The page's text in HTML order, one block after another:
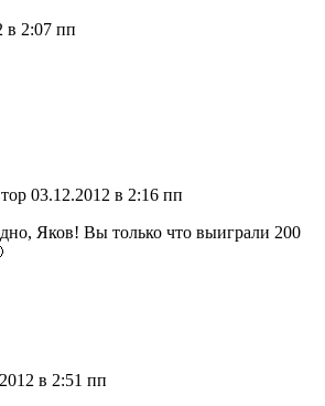
в 2:07 пп
03.12.2012 в 2:16 пп
Яков! Вы только что выиграли 200
в 2:51 пп